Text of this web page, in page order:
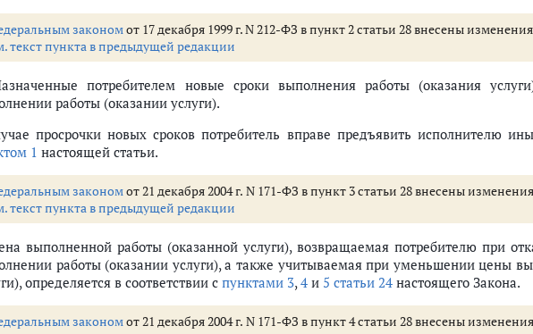
закономот 17 декабря 1999 г. N 212-ФЗ в пункт 2 статьи 28 внесены изменения
текст пункта в предыдущей редакции
потребителем новые сроки выполнения работы (оказания
работы (оказании услуги).
просрочки новых сроков потребитель вправе предъявить исполнителю
1 настоящей статьи.
закономот 21 декабря 2004 г. N 171-ФЗ в пункт 3 статьи 28 внесены изменения
текст пункта в предыдущей редакции
выполненной работы (оказанной услуги), возвращаемая потребителю при
работы (оказании услуги), а также учитываемая при уменьшении цены
определяется в соответствии с пунктами 3,4 и 5 статьи 24 настоящего Закона.
закономот 21 декабря 2004 г. N 171-ФЗ в пункт 4 статьи 28 внесены изменения